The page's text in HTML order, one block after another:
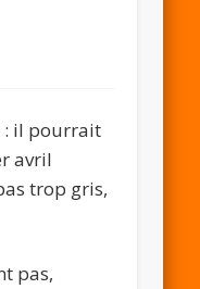
: il pourrait
avril
trop gris,
pas,